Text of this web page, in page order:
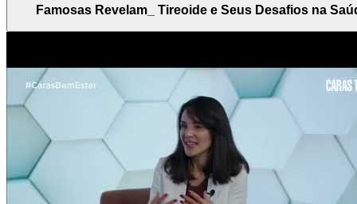
Famosas Revelam_ Tireoide e Seus Desafios na